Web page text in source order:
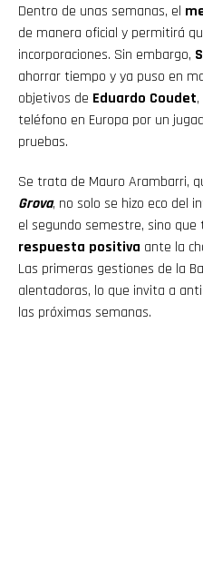
Dentro de unas semanas, el
de manera oficial y permitirá
incorporaciones. Sin embargo,
ahorrar tiempo y ya puso en
objetivos de Eduardo Coudet
teléfono en Europa por un
pruebas.
Se trata de Mauro Arambarri,
Grova, no solo se hizo eco del
el segundo semestre, sino que
respuesta positiva ante la
Las primeras gestiones de la
alentadoras, lo que invita a
las próximas semanas.